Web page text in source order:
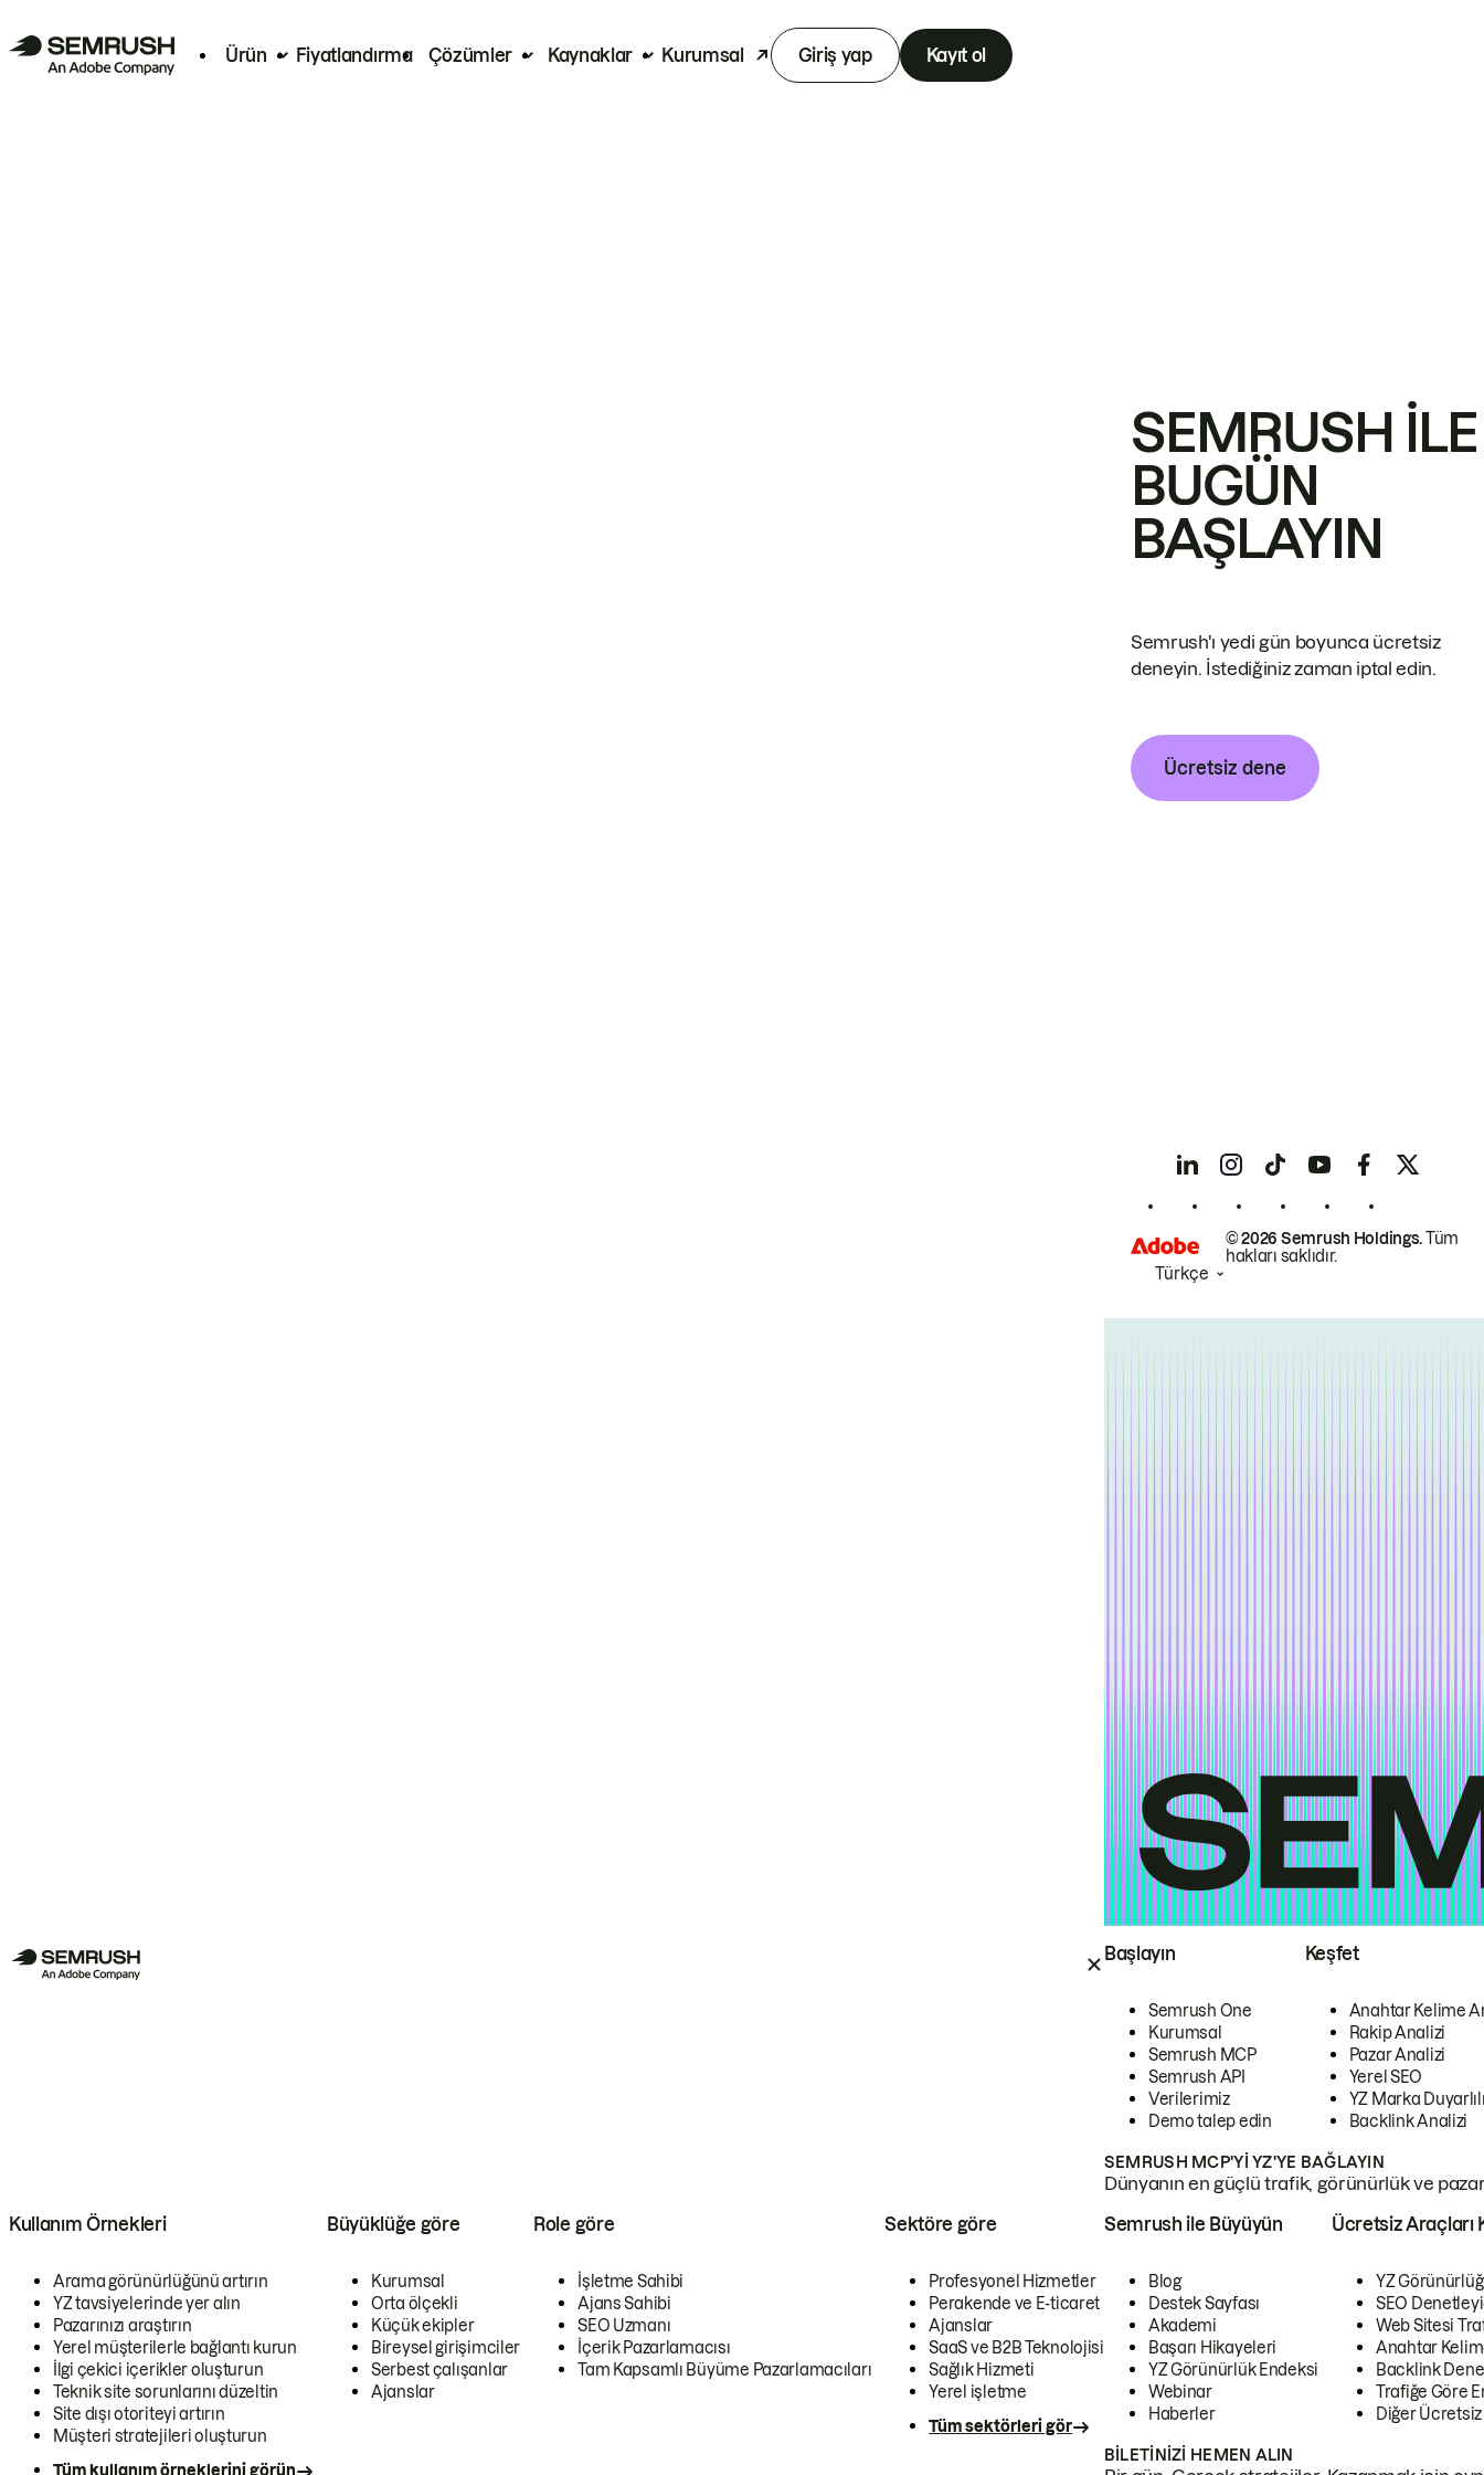
Ürün Fiyatlandırma Çözümler Kaynaklar Kurumsal Giriş yap Kayıt ol
Başlayın
Semrush One
Kurumsal
Semrush MCP
Semrush API
Verilerimiz
Demo talep edin
Keşfet
Anahtar Kelime
Rakip Analizi
Pazar Analizi
Yerel SEO
YZ Marka
Backlink Analizi
SEMRUSH MCP'YI YZ'YE BAĞLAYIN
Dünyanın en güçlü trafik, görünürlük ve
Kullanım Örnekleri
Arama görünürlüğünü artırın
YZ tavsiyelerinde yer alın
Pazarınızı araştırın
Yerel müşterilerle bağlantı kurun
İlgi çekici içerikler oluşturun
Teknik site sorunlarını düzeltin
Site dışı otoriteyi artırın
Müşteri stratejileri oluşturun
Tüm kullanım örneklerini görün
Büyüklüğe göre
Kurumsal
Orta ölçekli
Küçük ekipler
Bireysel girişimciler
Serbest çalışanlar
Ajanslar
Role göre
İşletme Sahibi
Ajans Sahibi
SEO Uzmanı
İçerik Pazarlamacısı
Tam Kapsamlı Büyüme Pazarlamacıları
Sektöre göre
Profesyonel Hizmetler
Perakende ve E-ticaret
Ajanslar
SaaS ve B2B Teknolojisi
Sağlık Hizmeti
Yerel işletme
Tüm sektörleri gör
Semrush ile Büyüyün
Blog
Destek Sayfası
Akademi
Başarı Hikayeleri
YZ Görünürlük Endeksi
Webinar
Haberler
Ücretsiz Araçları
YZ
SEO
Web Sitesi
Anahtar
Backlink
Trafiğe Göre
Diğer
BILETINIZI HEMEN ALIN
SEMRUSH ILE
BUGÜN
BAŞLAYIN
Semrush'ı yedi gün boyunca ücretsiz
deneyin. İstediğiniz zaman iptal edin.
Ücretsiz dene
© 2026 Semrush Holdings.Tüm
hakları saklıdır.
Türkçe